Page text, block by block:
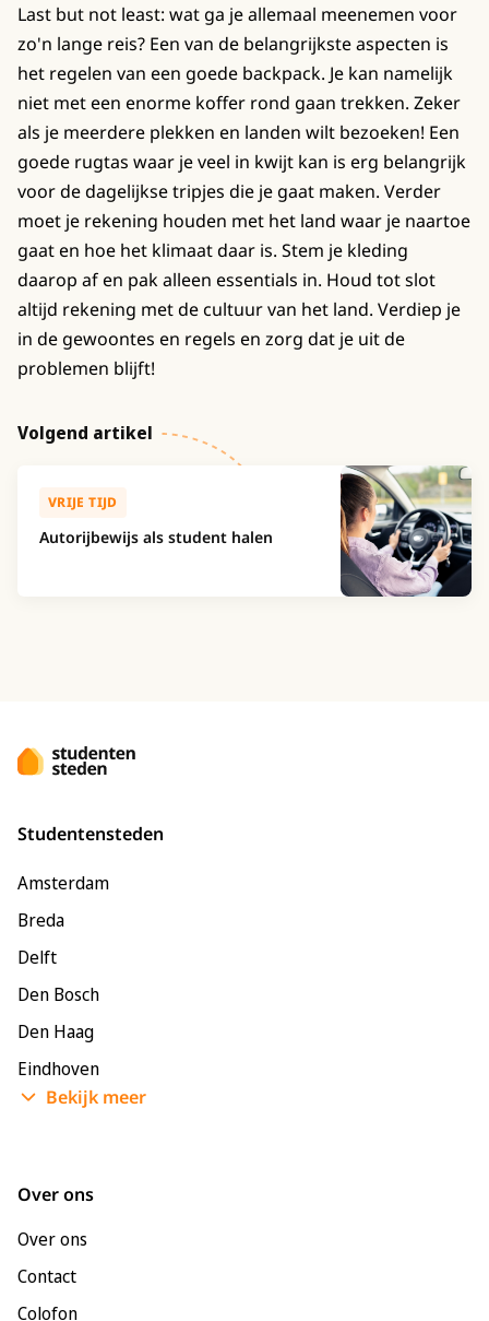
Last but not least: wat ga je allemaal meenemen voor
zo'n lange reis? Een van de belangrijkste aspecten is
het regelen van een goede backpack. Je kan namelijk
niet met een enorme koffer rond gaan trekken. Zeker
als je meerdere plekken en landen wilt bezoeken! Een
goede rugtas waar je veel in kwijt kan is erg belangrijk
voor de dagelijkse tripjes die je gaat maken. Verder
moet je rekening houden met het land waar je naartoe
gaat en hoe het klimaat daar is. Stem je kleding
daarop af en pak alleen essentials in. Houd tot slot
altijd rekening met de cultuur van het land. Verdiep je
in de gewoontes en regels en zorg dat je uit de
problemen blijft!
Volgend artikel
VRIJE TIJD
Autorijbewijs als student halen
Studentensteden
Amsterdam
Breda
Delft
Den Bosch
Den Haag
Eindhoven
Enschede
Bekijk meer
Over ons
Over ons
Contact
Colofon